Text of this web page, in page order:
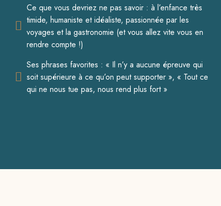
Ce que vous devriez ne pas savoir : à l’enfance très
timide, humaniste et idéaliste, passionnée par les
voyages et la gastronomie (et vous allez vite vous en
rendre compte !)
Ses phrases favorites : « Il n’y a aucune épreuve qui
soit supérieure à ce qu’on peut supporter », « Tout ce
qui ne nous tue pas, nous rend plus fort »